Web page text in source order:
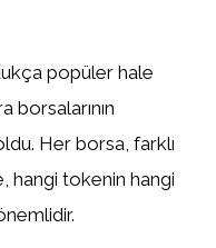
popüler hale
borsalarının
Her borsa, farklı
hangi tokenin hangi